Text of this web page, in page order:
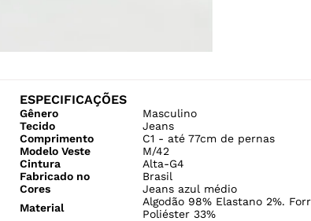
ESPECIFICAÇÕES
Gênero
Masculino
Tecido
Jeans
Comprimento
C1 - até 77cm de pernas
Modelo Veste
M/42
Cintura
Alta-G4
Fabricado no
Brasil
Cores
Jeans azul médio
Material
Algodão 98% Elastano 2%.
Poliéster 33%